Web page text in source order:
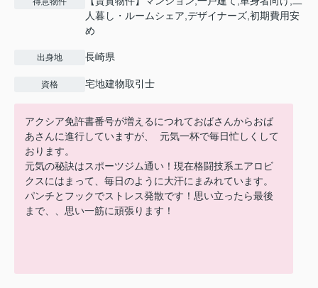
人暮し・ルームシェア,デザイナーズ,初期費用安
め
出身地 長崎県
資格 宅地建物取引士
アクシア免許書番号が増えるにつれておばさんからおば
あさんに進行していますが、 元気一杯で毎日忙しくして
おります。
元気の秘訣はスポーツジム通い！現在格闘技系エアロビ
クスにはまって、毎日のように大汗にまみれています。
パンチとフックでストレス発散です！思い立ったら最後
まで、、思い一筋に頑張ります！